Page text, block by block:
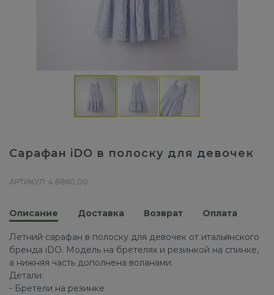
Сарафан iDO в полоску для девочек
АРТИКУЛ: 4.B860.00
Описание Доставка Возврат Оплата
Летний сарафан в полоску для девочек от итальянского
бренда iDO. Модель на бретелях и резинкой на спинке,
а нижняя часть дополнена воланами.
Детали:
- Бретели на резинке